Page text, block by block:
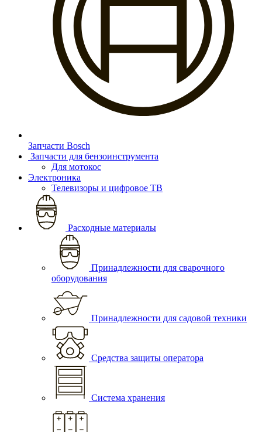
Запчасти Bosch
Запчасти для бензоинструмента
Для мотокос
Электроника
Телевизоры и цифровое ТВ
Расходные материалы
Принадлежности для сварочного
оборудования
Принадлежности для садовой техники
Средства защиты оператора
Система хранения